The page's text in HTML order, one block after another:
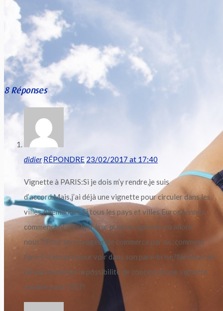
8 Réponses
didier RÉPONDRE23/02/2017 at 17:40
Vignette à PARIS:Si je dois m’y rendre,je suis
d’accord.Mais,j’ai déjà une vignette pour circuler dans les
villes Allemandes.Si tous les pays et villes Européennes
commencent a exiger leur propre vignette ou allons-
nous?!Pour un voyageur de commerce,par ex.;comment
fera-t-il encore pour voir dans son pare-brise?Ne pourrait-
on pas examiner la possibilité de concevoir une vignette
valable pour l’UE?!